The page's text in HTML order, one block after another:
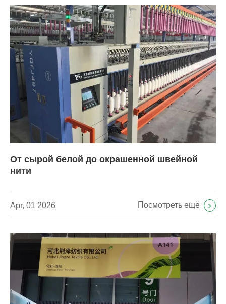
От сырой белой до окрашенной швейной
нити
Apr, 01 2026 Посмотреть ещё